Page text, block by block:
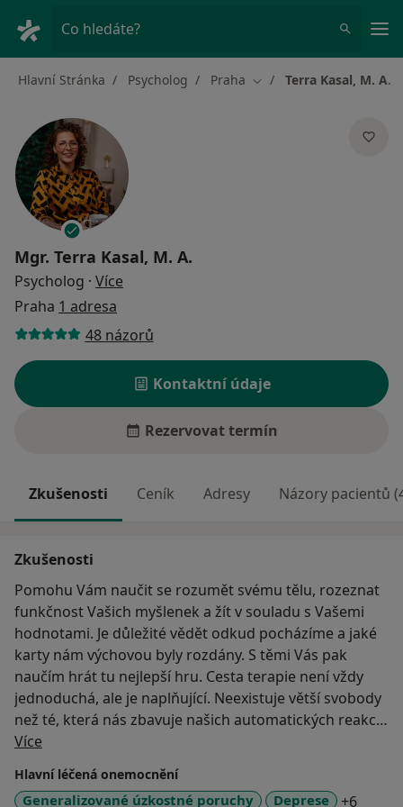
Co hledáte?
Hlavní Stránka Psycholog Praha Změna města
Terra Kasal, M. A.
Mgr. Terra Kasal, M. A.
Psycholog · Více
Praha 1 adresa
48 názorů
Kontaktní údaje
Rezervovat termín
Zkušenosti Ceník Adresy Názory pacientů
Zkušenosti
Pomohu Vám naučit se rozumět svému tělu, rozeznat
funkčnost Vašich myšlenek a žít v souladu s Vašemi
hodnotami. Je důležité vědět odkud pocházíme a jaké
karty nám výchovou byly rozdány. S těmi Vás pak
naučím hrát tu nejlepší hru. Cesta terapie není vždy
jednoduchá, ale je naplňující. Neexistuje větší svobody
než té, která nás zbavuje našich automatických reakcí
a nevědomých programů, jež ovlivňují naši životní
spokojenost.
Více
Hlavní léčená onemocnění
Generalizované úzkostné poruchy Deprese +6